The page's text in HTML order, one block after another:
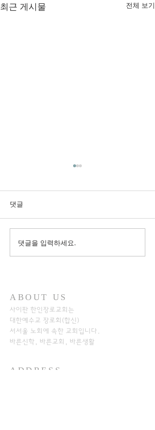
최근 게시물 전체 보기
댓글
댓글을 입력하세요.
ABOUT US
사이판 한인장로교회는
대한예수교 장로회(합신)
서서울 노회에 속한 교회입니다.
바른신학, 바른교회, 바른생활
ADDRESS